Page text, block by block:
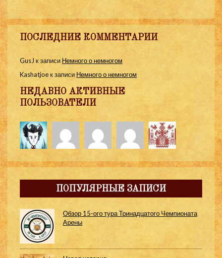
ПОСЛЕДНИЕ КОММЕНТАРИИ
GusJ к записи Немного о немногом
Kashatjoeк записи Немного о немногом
НЕДАВНО АКТИВНЫЕ
ПОЛЬЗОВАТЕЛИ
ПОПУЛЯРНЫЕ ЗАПИСИ
Обзор 15-ого тура Тринадцатого Чемпионата
Арены